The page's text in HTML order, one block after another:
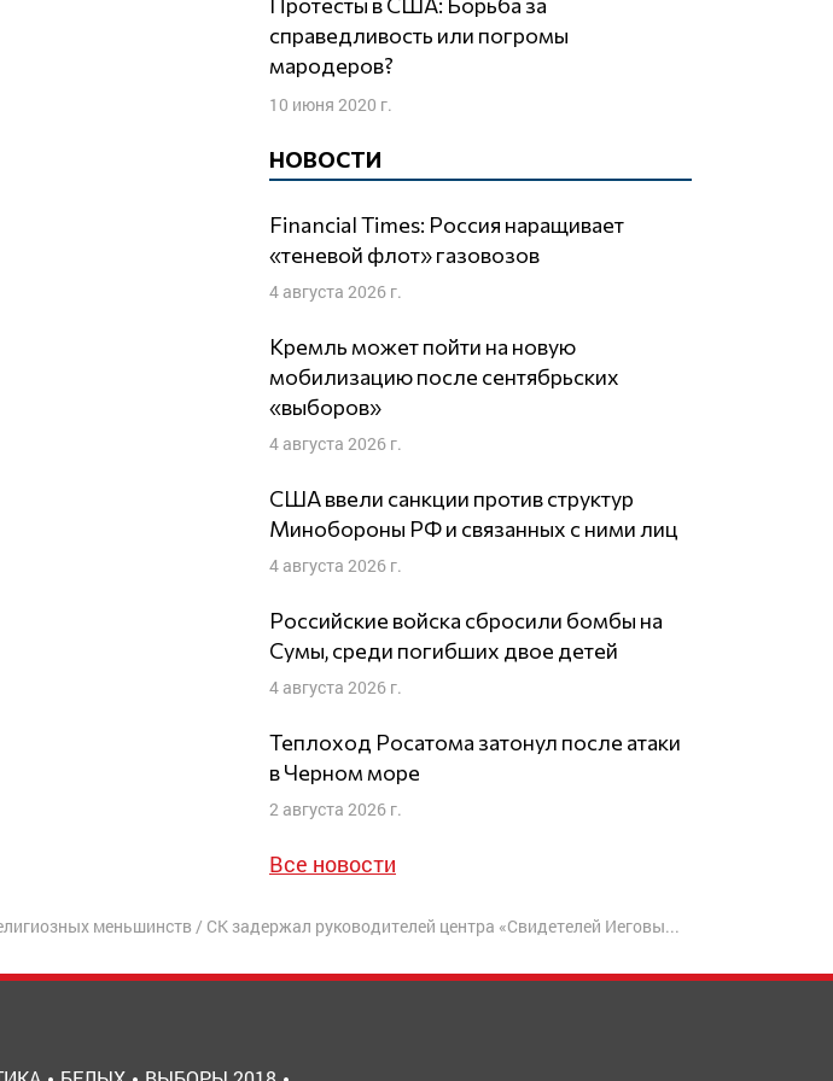
справедливость или погромы
мародеров?
10 июня 2020 г.
НОВОСТИ
Financial Times: Россия наращивает
«теневой флот» газовозов
4 августа 2026 г.
Кремль может пойти на новую
мобилизацию после сентябрьских
«выборов»
4 августа 2026 г.
США ввели санкции против структур
Минобороны РФ и связанных с ними лиц
4 августа 2026 г.
Российские войска сбросили бомбы на
Сумы, среди погибших двое детей
4 августа 2026 г.
Теплоход Росатома затонул после атаки
в Черном море
2 августа 2026 г.
Все новости
меньшинств / СК задержал руководителей центра «Свидетелей Иеговы» в Москве